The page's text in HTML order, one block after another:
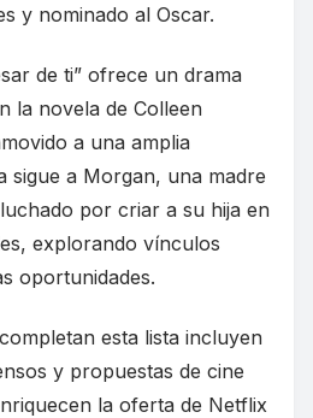
y nominado al Oscar.
de ti” ofrece un drama
la novela de Colleen
a una amplia
sigue a Morgan, una madre
por criar a su hija en
explorando vínculos
oportunidades.
esta lista incluyen
y propuestas de cine
la oferta de Netflix